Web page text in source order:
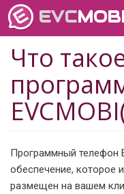
EVCMOBI
Что
Программный телефон
обеспечение, которое
размещен на вашем